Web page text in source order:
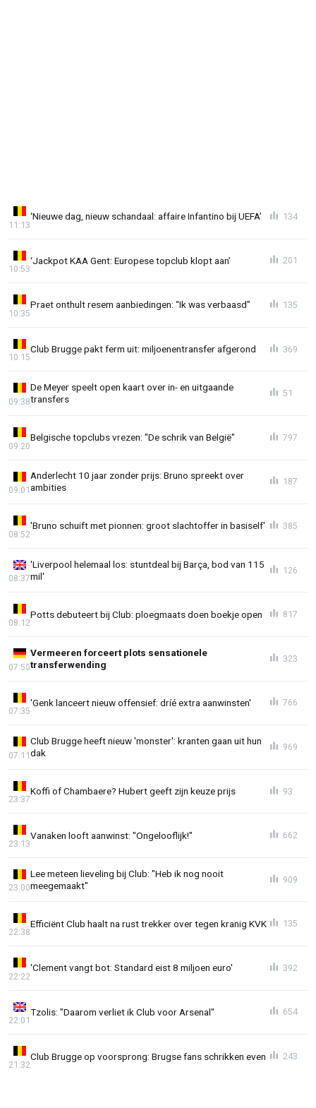
‘Nieuwe dag, nieuw schandaal: affaire Infantino bij UEFA’
11:13
134
‘Jackpot KAA Gent: Europese topclub klopt aan’
10:53
201
Praet onthult resem aanbiedingen: “Ik was verbaasd”
10:35
135
Club Brugge pakt ferm uit: miljoenentransfer afgerond
10:15
369
De Meyer speelt open kaart over in- en uitgaande
transfers
09:38
51
Belgische topclubs vrezen: "De schrik van België"
09:20
797
Anderlecht 10 jaar zonder prijs: Bruno spreekt over
ambities
09:01
187
'Bruno schuift met pionnen: groot slachtoffer in basiself'
08:52
385
'Liverpool helemaal los: stuntdeal bij Barça, bod van 115
mil'
08:37
126
Potts debuteert bij Club: ploegmaats doen boekje open
08:12
817
Vermeeren forceert plots sensationele
transferwending
07:50
323
'Genk lanceert nieuw offensief: dríé extra aanwinsten'
07:35
766
Club Brugge heeft nieuw 'monster': kranten gaan uit hun
dak
07:11
969
Koffi of Chambaere? Hubert geeft zijn keuze prijs
23:37
93
Vanaken looft aanwinst: "Ongelooflijk!"
23:13
662
Lee meteen lieveling bij Club: "Heb ik nog nooit
meegemaakt"
23:00
909
Efficiënt Club haalt na rust trekker over tegen kranig KVK
22:38
135
'Clement vangt bot: Standard eist 8 miljoen euro'
22:22
392
Tzolis: "Daarom verliet ik Club voor Arsenal"
22:01
654
Club Brugge op voorsprong: Brugse fans schrikken even
21:32
243